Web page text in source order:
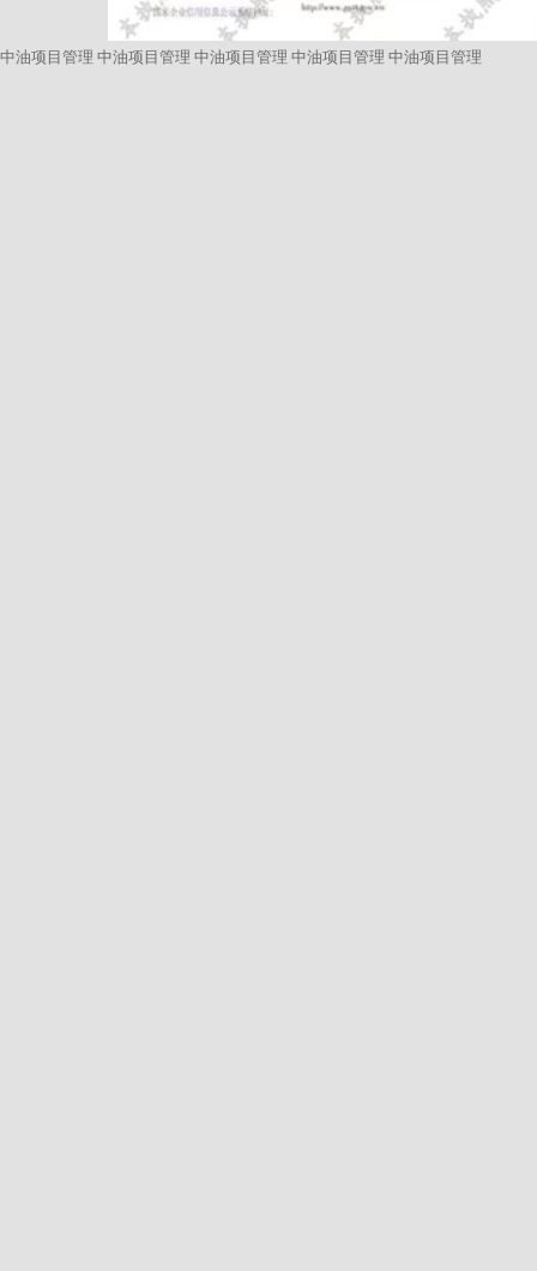
中油项目管理 中油项目管理 中油项目管理 中油项目管理 中油项目管理